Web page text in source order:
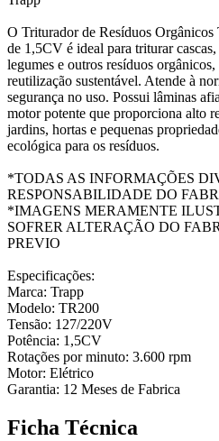
O Triturador de Resíduos
de 1,5CV é ideal para triturar
legumes e outros resíduos
reutilização sustentável. Atende à
segurança no uso. Possui lâminas
motor potente que proporciona alto
jardins, hortas e pequenas
ecológica para os resíduos.
*TODAS AS INFORMAÇÕES
RESPONSABILIDADE DO
*IMAGENS MERAMENTE
SOFRER ALTERAÇÃO DO
PREVIO
Especificações:
Marca: Trapp
Modelo: TR200
Tensão: 127/220V
Potência: 1,5CV
Rotações por minuto: 3.600 rpm
Motor: Elétrico
Garantia: 12 Meses de Fabrica
Ficha Técnica